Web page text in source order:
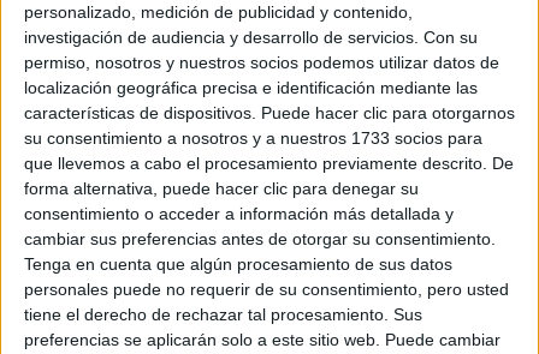
personalizado, medición de publicidad y contenido,
investigación de audiencia y desarrollo de servicios. Con su
permiso, nosotros y nuestros socios podemos utilizar datos de
localización geográfica precisa e identificación mediante las
características de dispositivos. Puede hacer clic para otorgarnos
su consentimiento a nosotros y a nuestros 1733 socios para
que llevemos a cabo el procesamiento previamente descrito. De
forma alternativa, puede hacer clic para denegar su
consentimiento o acceder a información más detallada y
cambiar sus preferencias antes de otorgar su consentimiento.
Tenga en cuenta que algún procesamiento de sus datos
personales puede no requerir de su consentimiento, pero usted
tiene el derecho de rechazar tal procesamiento. Sus
preferencias se aplicarán solo a este sitio web. Puede cambiar
Además, para darte una primera aproximación a la oferta
educativa superior, en esta edición incluimos la Guía Y AHORA
QUÉ de Universidades, información interesante sobre cada una
de las universidades públicas y privadas que hay en España. Con
esta primera impresión, podéis acceder a sus páginas web y
animaros a visitar personalmente aquellas que más os interesen.
Es la mejor manera de saber si quieres pasar varios años en una
universidad.
Queremos aprovechar este espacio para dar las gracias a cada
uno de vosotros: estudiantes, orientadores y padres que nos
animáis a seguir haciendo lo que hacemos. También a todas las
instituciones públicas y privadas que colaboráis con nosotros
para que Y AHORA QUÉ llegue cada día a más puntos de
información y centros educativos. Estamos convencidos de que